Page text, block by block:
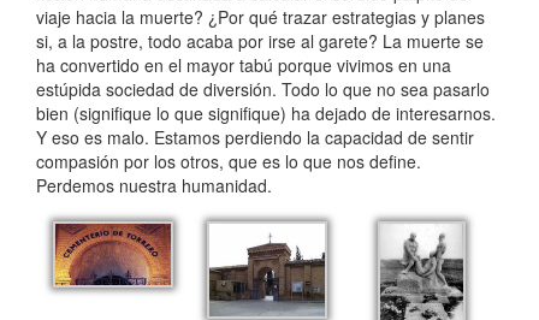
viaje hacia la muerte? ¿Por qué trazar estrategias y planes
si, a la postre, todo acaba por irse al garete? La muerte se
ha convertido en el mayor tabú porque vivimos en una
estúpida sociedad de diversión. Todo lo que no sea pasarlo
bien (signifique lo que signifique) ha dejado de interesarnos.
Y eso es malo. Estamos perdiendo la capacidad de sentir
compasión por los otros, que es lo que nos define.
Perdemos nuestra humanidad.